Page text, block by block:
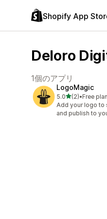
Shopify App
Deloro
1個のアプリ
LogoMagic
5.05つ星中
(2)
合計レビュー数：
•Free
Add your logo to
and publish to